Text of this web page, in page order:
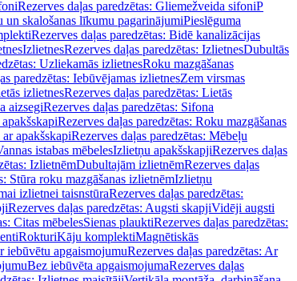
Rezerves daļas paredzētas: Gliemežveida sifoniP
un skalošanas līkumu pagarinājumiPieslēguma
Rezerves daļas paredzētas: Bidē kanalizācijas
IzlietnesRezerves daļas paredzētas: IzlietnesDubultās
Uzliekamās izlietnesRoku mazgāšanas
paredzētas: Iebūvējamas izlietnesZem virsmas
izlietnesRezerves daļas paredzētas: Lietās
aizsegiRezerves daļas paredzētas: Sifona
Rezerves daļas paredzētas: Roku mazgāšanas
apakšskapiRezerves daļas paredzētas: Mēbeļu
istabas mēbelesIzlietņu apakšskapjiRezerves daļas
IzlietnēmDubultajām izlietnēmRezerves daļas
Stūra roku mazgāšanas izlietnēmIzlietņu
izlietnei taisnstūraRezerves daļas paredzētas:
Rezerves daļas paredzētas: Augsti skapjiVidēji augsti
Citas mēbelesSienas plauktiRezerves daļas paredzētas:
RokturiKāju komplektiMagnētiskās
iebūvētu apgaismojumuRezerves daļas paredzētas: Ar
Bez iebūvēta apgaismojumaRezerves daļas